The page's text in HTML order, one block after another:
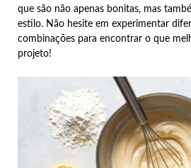
que são não apenas bonitas, mas
estilo. Não hesite em experimentar
combinações para encontrar o que
projeto!